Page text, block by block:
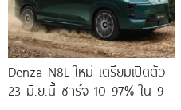
Denza N8L ใหม่ เตรียมเปิดตัว
23 มิ.ย.นี้ ชาร์จ 10-97% ใน 9